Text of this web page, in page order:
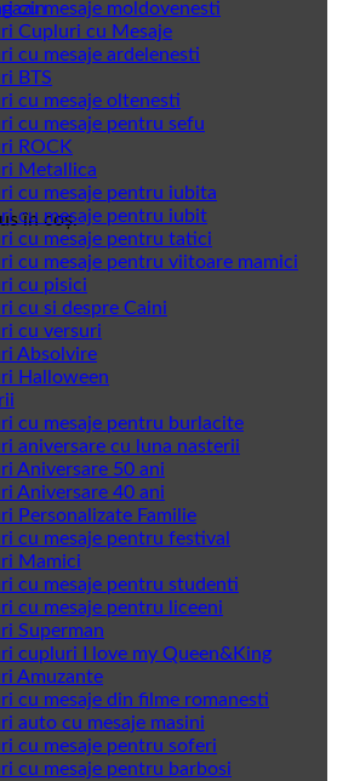
în coș.
cu mesaje moldovenesti
Cupluri cu Mesaje
cu mesaje ardelenesti
BTS
cu mesaje oltenesti
cu mesaje pentru sefu
ROCK
Metallica
cu mesaje pentru iubita
cu mesaje pentru iubit
cu mesaje pentru tatici
cu mesaje pentru viitoare mamici
cu pisici
cu si despre Caini
cu versuri
Absolvire
Halloween
cu mesaje pentru burlacite
aniversare cu luna nasterii
Aniversare 50 ani
Aniversare 40 ani
Personalizate Familie
cu mesaje pentru festival
Mamici
cu mesaje pentru studenti
cu mesaje pentru liceeni
Superman
cupluri I love my Queen&King
Amuzante
cu mesaje din filme romanesti
auto cu mesaje masini
cu mesaje pentru soferi
cu mesaje pentru barbosi